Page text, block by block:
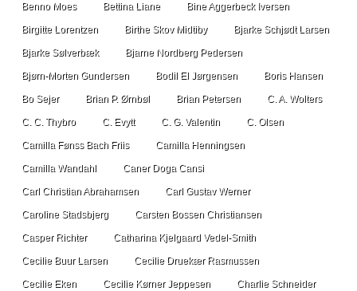
Benno Moes Bettina Liane Bine Aggerbeck Iversen
Birgitte Lorentzen Birthe Skov Midtiby Bjarke Schjødt Larsen
Bjarke Sølverbæk Bjarne Nordberg Pedersen
Bjørn-Morten Gundersen Bodil El Jørgensen Boris Hansen
Bo Sejer Brian P. Ørnbøl Brian Petersen C. A. Wolters
C. C. Thybro C. Evytt C. G. Valentin C. Olsen
Camilla Fønss Bach Friis Camilla Henningsen
Camilla Wandahl Caner Doga Cansi
Carl Christian Abrahamsen Carl Gustav Werner
Caroline Stadsbjerg Carsten Bossen Christiansen
Casper Richter Catharina Kjelgaard Vedel-Smith
Cecilie Buur Larsen Cecilie Druekær Rasmussen
Cecilie Eken Cecilie Kørner Jeppesen Charlie Schneider